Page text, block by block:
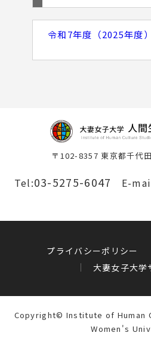
令和7年度（2025年度
〒102-8357 東京都千代
Tel:03-5275-6047 E-
プライバシーポリシー
大妻女子大学
Copyright© Institute of Human
Women's